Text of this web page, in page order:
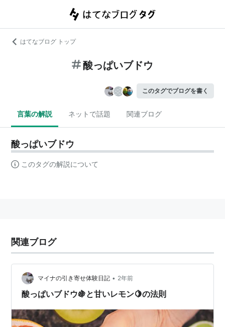
はてなブログ トップ
酸っぱいブドウ
このタグでブログを書く
言葉の解説 ネットで話題 関連ブログ
酸っぱいブドウ
このタグの解説について
関連ブログ
マイナの引き寄せ体験日記 • 2年前
酸っぱいブドウ🍇と甘いレモン🍋の法則